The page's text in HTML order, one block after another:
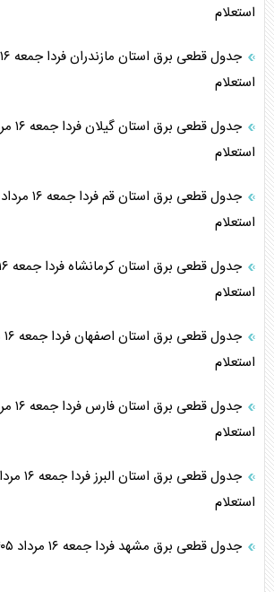
استعلام
استعلام
استعلام
استعلام
استعلام
استعلام
استعلام
استعلام
جدول قطعی برق مشهد فردا جمعه ۱۶ مرداد ۱۴۰۵ + نحوه استعلام